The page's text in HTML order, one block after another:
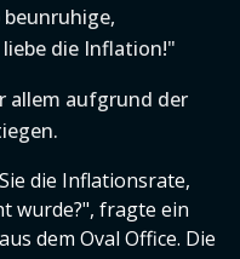
die Inflation!"
allem aufgrund der
die Inflationsrate,
wurde?", fragte ein
dem Oval Office. Die